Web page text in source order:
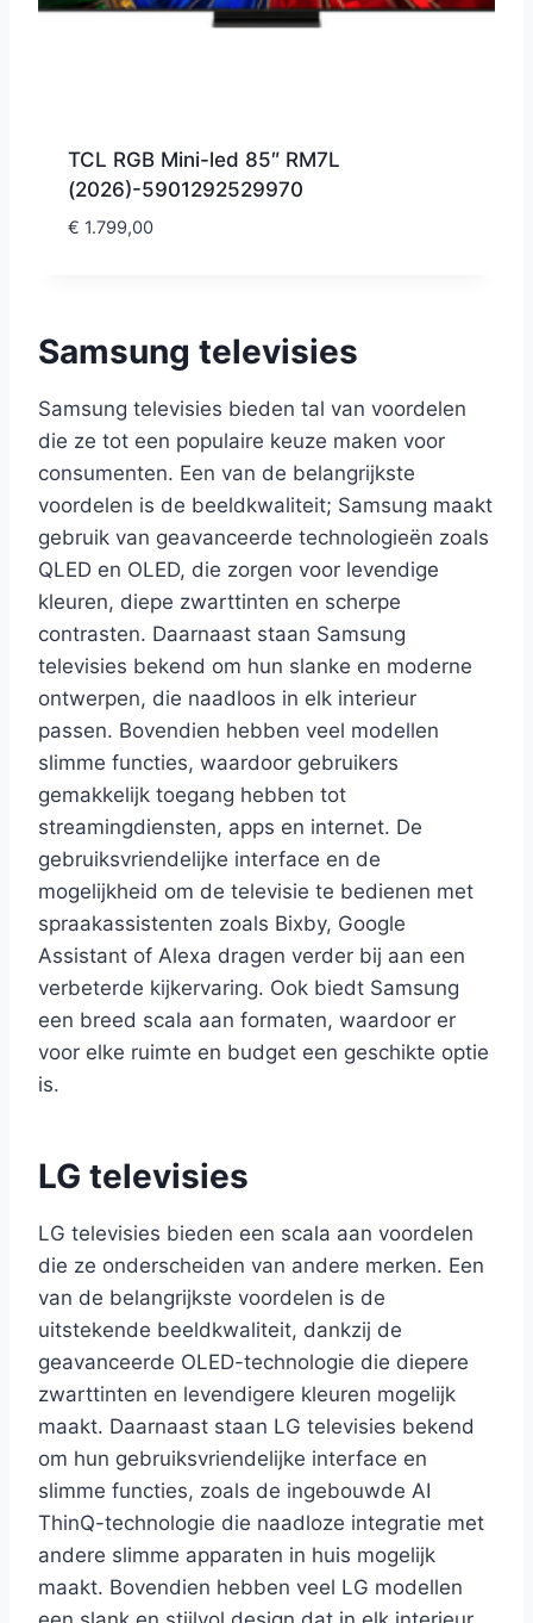
TCL RGB Mini-led 85″ RM7L
(2026)-5901292529970
€ 1.799,00
Samsung televisies
Samsung televisies bieden tal van voordelen
die ze tot een populaire keuze maken voor
consumenten. Een van de belangrijkste
voordelen is de beeldkwaliteit; Samsung maakt
gebruik van geavanceerde technologieën zoals
QLED en OLED, die zorgen voor levendige
kleuren, diepe zwarttinten en scherpe
contrasten. Daarnaast staan Samsung
televisies bekend om hun slanke en moderne
ontwerpen, die naadloos in elk interieur
passen. Bovendien hebben veel modellen
slimme functies, waardoor gebruikers
gemakkelijk toegang hebben tot
streamingdiensten, apps en internet. De
gebruiksvriendelijke interface en de
mogelijkheid om de televisie te bedienen met
spraakassistenten zoals Bixby, Google
Assistant of Alexa dragen verder bij aan een
verbeterde kijkervaring. Ook biedt Samsung
een breed scala aan formaten, waardoor er
voor elke ruimte en budget een geschikte optie
is.
LG televisies
LG televisies bieden een scala aan voordelen
die ze onderscheiden van andere merken. Een
van de belangrijkste voordelen is de
uitstekende beeldkwaliteit, dankzij de
geavanceerde OLED-technologie die diepere
zwarttinten en levendigere kleuren mogelijk
maakt. Daarnaast staan LG televisies bekend
om hun gebruiksvriendelijke interface en
slimme functies, zoals de ingebouwde AI
ThinQ-technologie die naadloze integratie met
andere slimme apparaten in huis mogelijk
maakt. Bovendien hebben veel LG modellen